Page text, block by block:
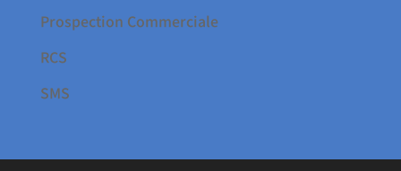
Prospection Commerciale
RCS
SMS